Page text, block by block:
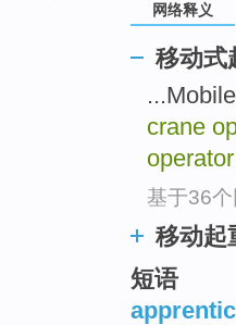
网络释义
移动式
crane
operator
基于36
移动起
短语